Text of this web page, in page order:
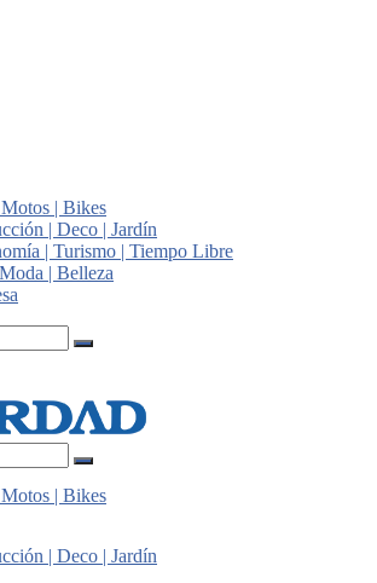
| Bikes
| Deco | Jardín
| Bikes
| Deco | Jardín
| Turismo | Tiempo Libre
| Belleza